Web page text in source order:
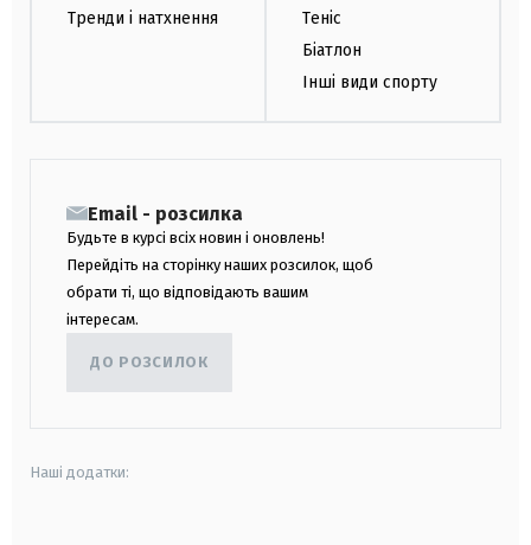
Тренди і натхнення
Теніс
Біатлон
Інші види спорту
Email - розсилка
Будьте в курсі всіх новин і оновлень!
Перейдіть на сторінку наших розсилок, щоб
обрати ті, що відповідають вашим
інтересам.
ДО РОЗСИЛОК
Наші додатки: